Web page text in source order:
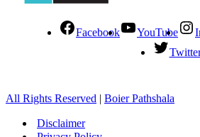
Facebook YouTube
All Rights Reserved | Boier Pathshala
Disclaimer